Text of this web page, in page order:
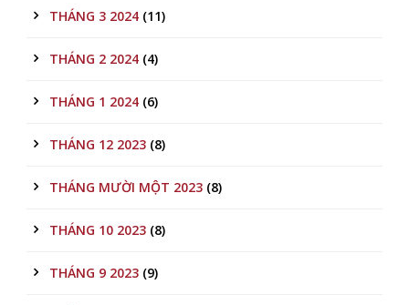
THÁNG 3 2024 (11)
THÁNG 2 2024 (4)
THÁNG 1 2024 (6)
THÁNG 12 2023 (8)
THÁNG MƯỜI MỘT 2023 (8)
THÁNG 10 2023 (8)
THÁNG 9 2023 (9)